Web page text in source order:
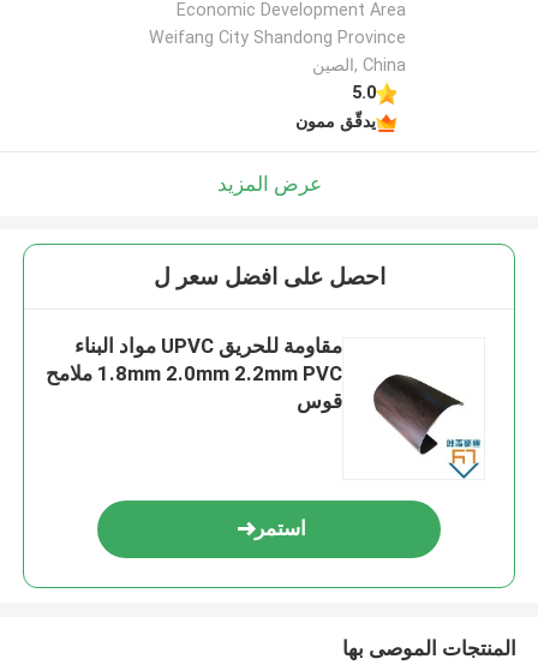
Economic Development Area
Weifang City Shandong Province
China ,الصين
5.0
يدقّق ممون
عرض المزيد
احصل على افضل سعر ل
مقاومة للحريق UPVC مواد البناء
1.8mm 2.0mm 2.2mm PVC ملامح
قوس
استمر
المنتجات الموصى بها